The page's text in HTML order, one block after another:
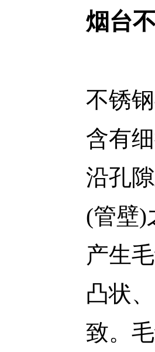
烟台
不锈
含有
沿孔
(管壁)
产生
凸状
致。